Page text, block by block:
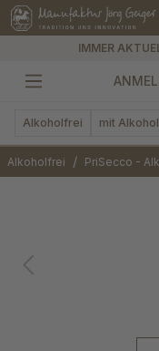
springen
IMMER
Alkoholfrei mit Alkohol
Alkoholfrei / PriSecco -